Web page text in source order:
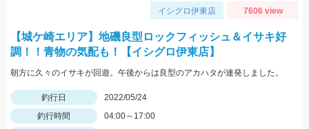
イシグロ伊東店 7606 view
【城ケ崎エリア】地磯良型ロックフィッシュ＆イサキ好
調！！青物の気配も！【イシグロ伊東店】
朝方に久々のイサキが回遊。午後からは良型のアカハタが連発しました。
釣行日
2022/05/24
釣行時間
04:00～17:00